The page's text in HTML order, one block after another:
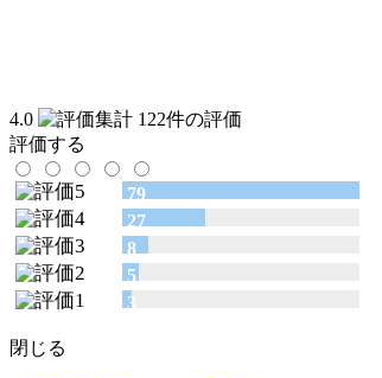
4.0
122件の評価
評価する
79
27
8
5
3
閉じる